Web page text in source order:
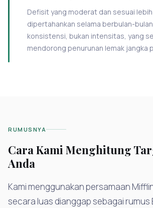
Defisit yang moderat dan sesuai
dipertahankan selama berbulan-
konsistensi, bukan intensitas, yang
mendorong penurunan lemak jangka
RUMUSNYA
Cara Kami Menghitung
Anda
Kami menggunakan persamaan
secara luas dianggap sebagai rumus